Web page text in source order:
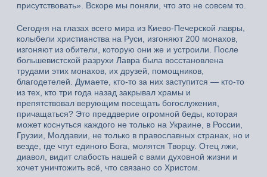
присутствовать». Вскоре мы поняли, что это не совсем то.
Сегодня на глазах всего мира из Киево-Печерской лавры,
колыбели христианства на Руси, изгоняют 200 монахов,
изгоняют из обители, которую они же и устроили. После
большевистской разрухи Лавра была восстановлена
трудами этих монахов, их друзей, помощников,
благодетелей. Думаете, кто-то за них заступится — кто-то
из тех, кто три года назад закрывал храмы и
препятствовал верующим посещать богослужения,
причащаться? Это преддверие огромной беды, которая
может коснуться каждого не только на Украине, в России,
Грузии, Молдавии, не только в православных странах, но и
везде, где чтут единого Бога, молятся Творцу. Отец лжи,
диавол, видит слабость нашей с вами духовной жизни и
хочет уничтожить всё, что связано со Христом.